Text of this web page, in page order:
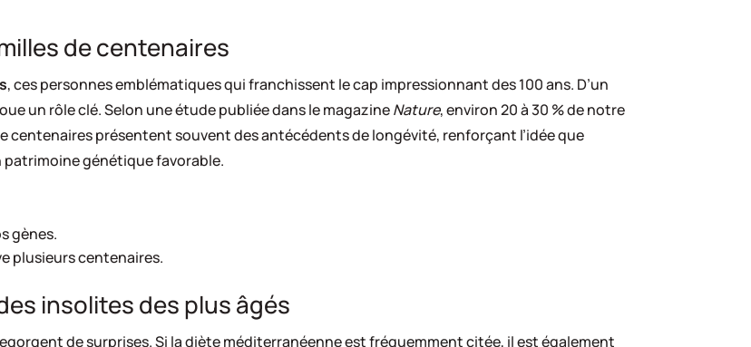
de centenaires
, ces personnes emblématiques qui franchissent le cap impressionnant des 100 ans. D’un
un rôle clé. Selon une étude publiée dans le magazineNature, environ 20 à 30 % de notre
centenaires présentent souvent des antécédents de longévité, renforçant l’idée que
génétique favorable.
gènes.
plusieurs centenaires.
insolites des plus âgés
de surprises. Si la diète méditerranéenne est fréquemment citée, il est également